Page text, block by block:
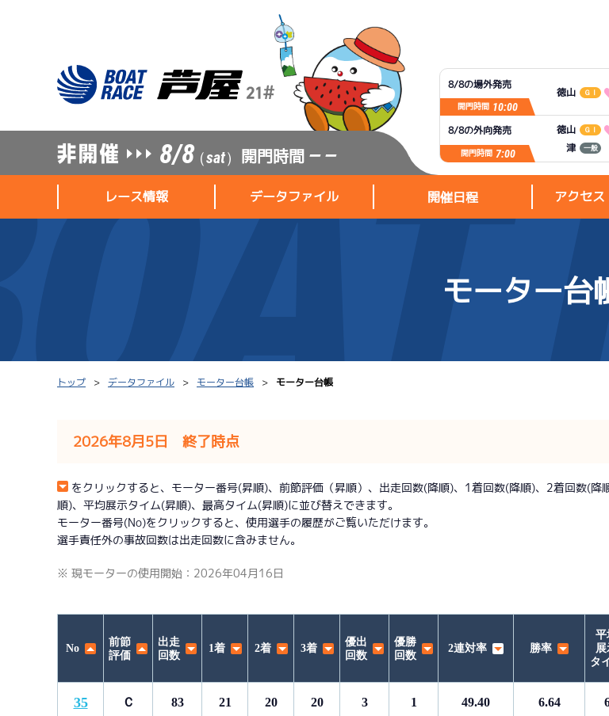
8/8（sat） 開門時間 — —
8/8の場外発売
開門時間 10:00
徳山 ＧⅠ
8/8の外向発売
開門時間 7:00
徳山 ＧⅠ
津 一般
レース情報
レース結果一覧
出走表PDF
モーター抽選結果・
選手コメント
データファイル
ボートデータ
出目データ
開催日程 アクセ
施設
モーター台
トップ データファイル モーター台帳 モーター台帳
2026年8月5日 終了時点
をクリックすると、モーター番号(昇順)、前節評価（昇順）、出走回数(降順)、1着回数(降順)、2着回数(
順)、平均展示タイム(昇順)、最高タイム(昇順)に並び替えできます。
モーター番号(No)をクリックすると、使用選手の履歴がご覧いただけます。
選手責任外の事故回数は出走回数に含みません。
※ 現モーターの使用開始：2026年04月16日
No
前節
評価
出走
回数
1着 2着 3着
優出
回数
優勝
回数
2連対率 勝率
平
展
タ
35 Ｃ 83 21 20 20 3 1 49.40 6.64